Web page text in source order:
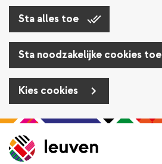
Sta alles toe
Sta noodzakelijke cookies toe
Kies cookies
Overslaan
en
naar